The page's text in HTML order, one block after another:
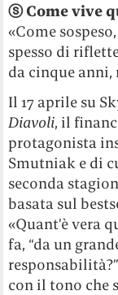
ⓢCome vive
«Come
spesso di
da cinque anni,
Il 17 aprile su
Diavoli, il
protagonista
Smutniak e di
seconda
basata sul
«Quant’è vera
fa, “da un
con il tono che